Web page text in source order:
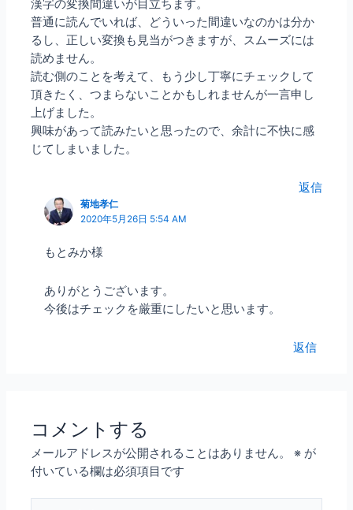
漢字の変換間違いが目立ちます。
普通に読んでいれば、どういった間違いなのかは分か
るし、正しい変換も見当がつきますが、スムーズには
読めません。
読む側のことを考えて、もう少し丁寧にチェックして
頂きたく、つまらないことかもしれませんが一言申し
上げました。
興味があって読みたいと思ったので、余計に不快に感
じてしまいました。
返信
菊地孝仁
2020年5月26日 5:54 AM
もとみか様
ありがとうございます。
今後はチェックを厳重にしたいと思います。
返信
コメントする
メールアドレスが公開されることはありません。 ※ が
付いている欄は必須項目です